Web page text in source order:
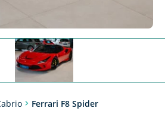
Ferrari F8 Spider